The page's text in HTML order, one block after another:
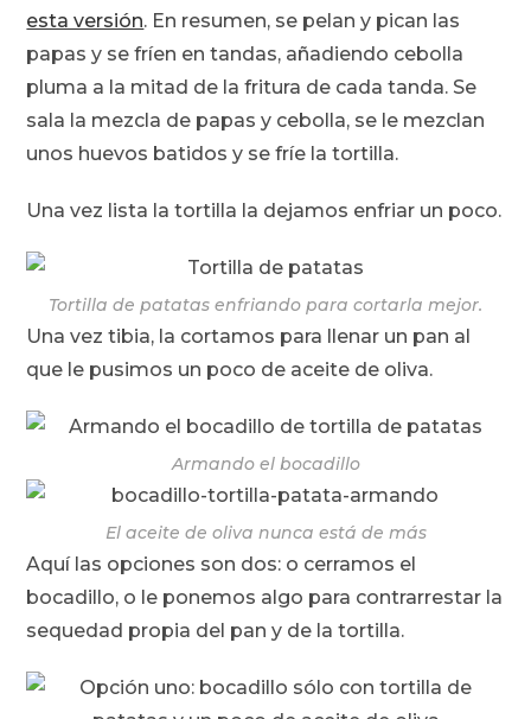
esta versión. En resumen, se pelan y pican las
papas y se fríen en tandas, añadiendo cebolla
pluma a la mitad de la fritura de cada tanda. Se
sala la mezcla de papas y cebolla, se le mezclan
unos huevos batidos y se fríe la tortilla.
Una vez lista la tortilla la dejamos enfriar un poco.
Tortilla de patatas enfriando para cortarla mejor.
Una vez tibia, la cortamos para llenar un pan al
que le pusimos un poco de aceite de oliva.
Armando el bocadillo
El aceite de oliva nunca está de más
Aquí las opciones son dos: o cerramos el
bocadillo, o le ponemos algo para contrarrestar la
sequedad propia del pan y de la tortilla.